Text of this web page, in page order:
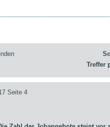
Treffer
Seite 4